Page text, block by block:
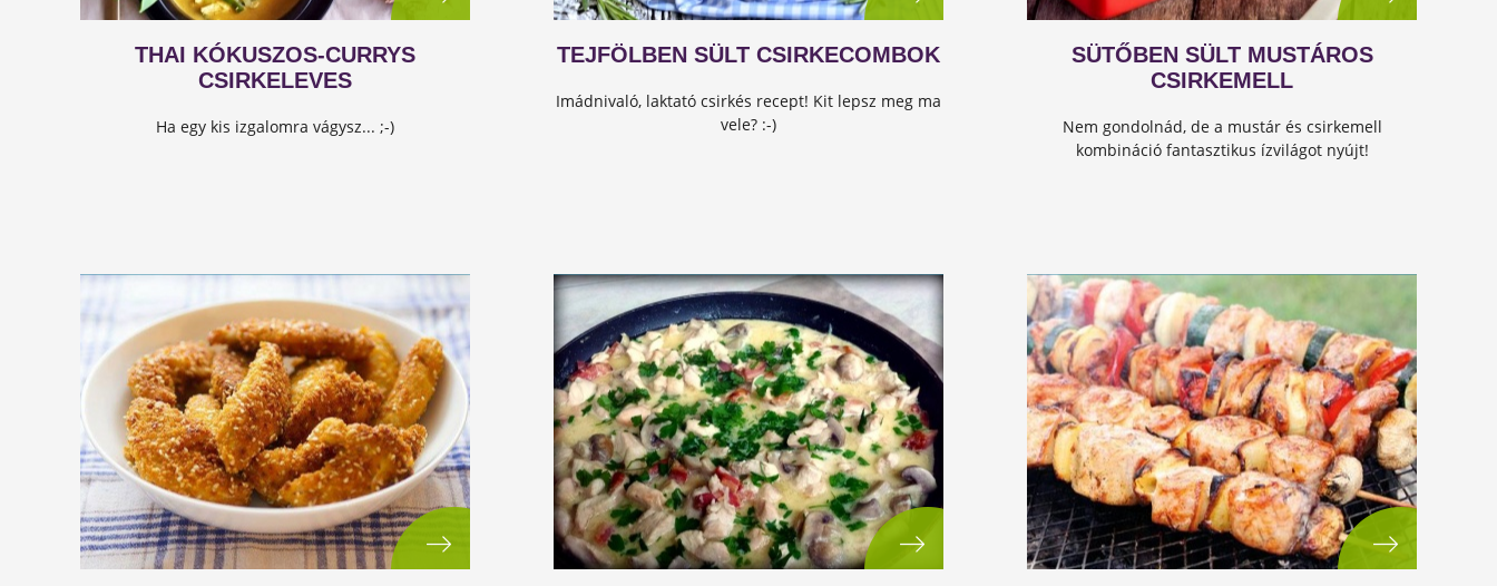
THAI KÓKUSZOS-CURRYS
CSIRKELEVES
Ha egy kis izgalomra vágysz... ;-)
TEJFÖLBEN SÜLT CSIRKECOMBOK
Imádnivaló, laktató csirkés recept! Kit lepsz meg ma
vele? :-)
SÜTŐBEN SÜLT MUSTÁROS
CSIRKEMELL
Nem gondolnád, de a mustár és csirkemell
kombináció fantasztikus ízvilágot nyújt!